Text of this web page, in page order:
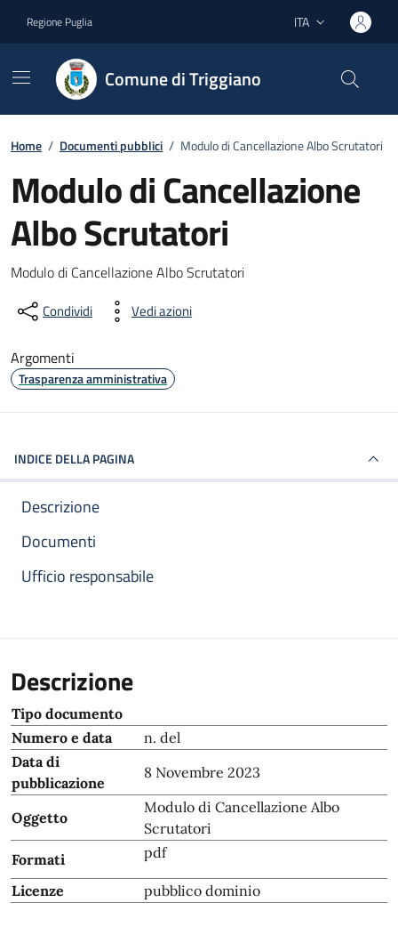
Regione Puglia Lingua attiva:
ITA
Comune di Triggiano
Home / Documenti pubblici / Modulo di Cancellazione Albo Scrutatori
Modulo di Cancellazione
Albo Scrutatori
Dettagli del documento
Modulo di Cancellazione Albo Scrutatori
Condividi Vedi azioni
Argomenti
Trasparenza amministrativa
INDICE DELLA PAGINA
Descrizione
Documenti
Ufficio responsabile
Descrizione
Tipo documento
Numero e data
n. del
Data di
pubblicazione
8 Novembre 2023
Oggetto
Modulo di Cancellazione Albo
Scrutatori
Formati
pdf
Licenze pubblico dominio